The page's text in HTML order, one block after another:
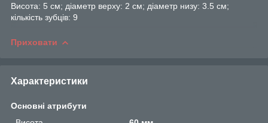
Висота: 5 см; діаметр верху: 2 см; діаметр низу: 3.5 см;
кількість зубців: 9
Приховати
Характеристики
Основні атрибути